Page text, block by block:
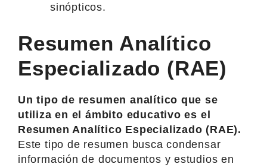
sinópticos.
Resumen Analítico
Especializado (RAE)
Un tipo de resumen analítico que se
utiliza en el ámbito educativo es el
Resumen Analítico Especializado (RAE).
Este tipo de resumen busca condensar
información de documentos y estudios en